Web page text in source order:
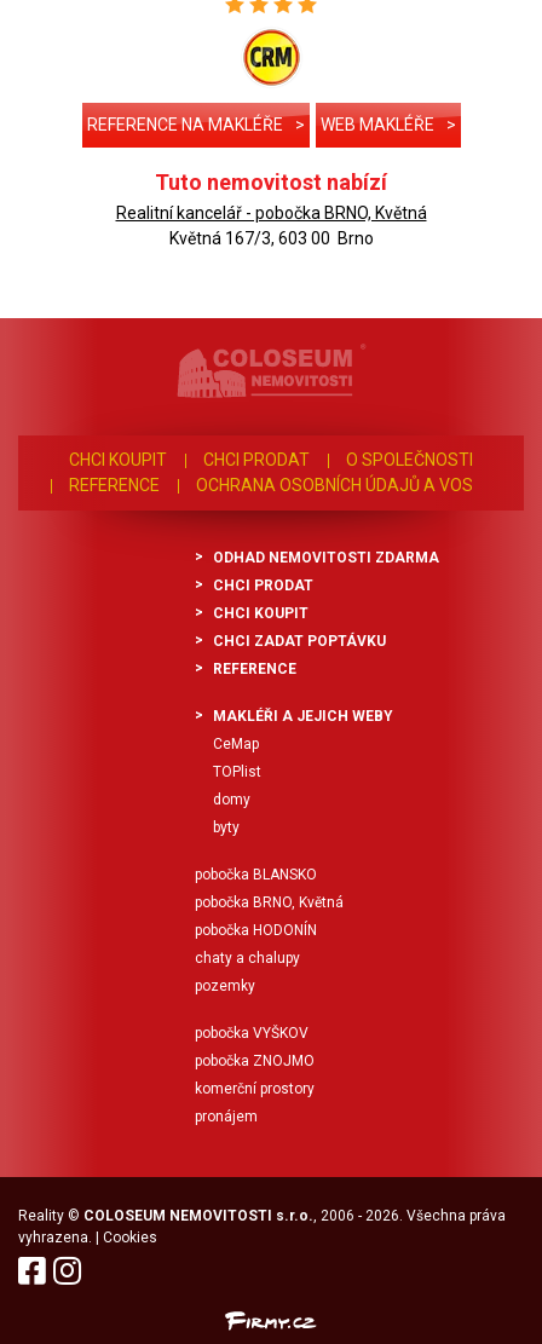
REFERENCE NA MAKLÉŘE > WEB MAKLÉŘE >
Tuto nemovitost nabízí
Realitní kancelář - pobočka BRNO, Květná
Květná 167/3, 603 00 Brno
CHCI KOUPIT CHCI PRODAT
O SPOLEČNOSTI
REFERENCE
OCHRANA OSOBNÍCH ÚDAJŮ A VOS
ODHAD NEMOVITOSTI ZDARMA
CHCI PRODAT
CHCI KOUPIT
CHCI ZADAT POPTÁVKU
REFERENCE
MAKLÉŘI A JEJICH WEBY
CeMap
TOPlist
domy
byty
pobočka BLANSKO
pobočka BRNO, Květná
pobočka HODONÍN
chaty a chalupy
pozemky
pobočka VYŠKOV
pobočka ZNOJMO
komerční prostory
pronájem
Reality © COLOSEUM NEMOVITOSTI s.r.o., 2006 - 2026. Všechna práva
vyhrazena. | Cookies